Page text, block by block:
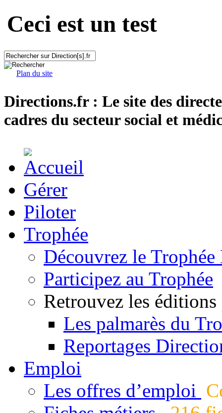
Ceci est un test
Plan du site
Directions.fr : Le site des
cadres du secteur social et
Gérer
Piloter
Trophée
Découvrez le
Participez au Trophée
Retrouvez les éditions
Les palmarès du
Reportages
Emploi
Les offres d’emploi